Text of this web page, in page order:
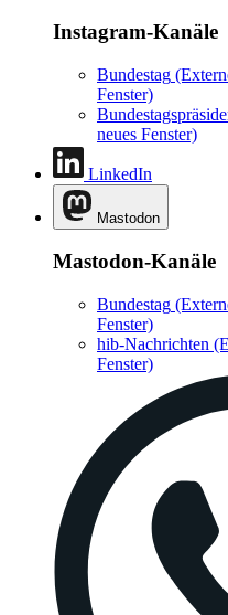
Instagram-Kanäle
Bundestag
Fenster)
neues Fenster)
LinkedIn
Mastodon
Mastodon-Kanäle
Bundestag
Fenster)
hib-Nachrichten
Fenster)